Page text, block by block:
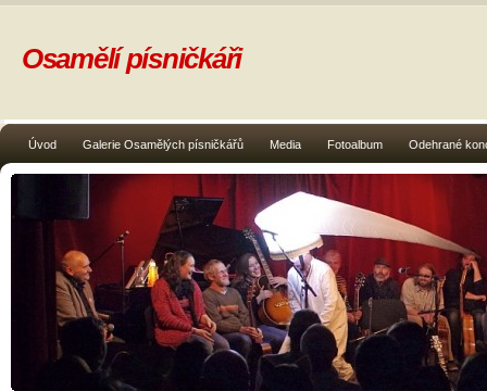
Úvod Galerie Osamělých písničkářů Media Fotoalbum Odehrané
Osamělí písničkáři